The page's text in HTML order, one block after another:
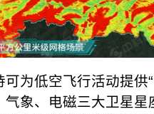
为低空飞行活动提供
象、电磁三大卫星星